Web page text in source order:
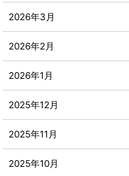
2026年3月
2026年2月
2026年1月
2025年12月
2025年11月
2025年10月